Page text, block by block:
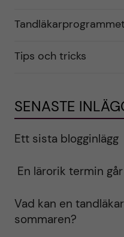
Tips och tricks
SENASTE
Ett sista blogginlägg
En lärorik termin
Vad kan en
sommaren?